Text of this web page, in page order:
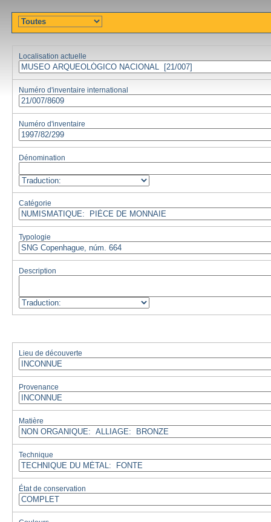
Localisation actuelle
Numéro d'inventaire international
Numéro d'inventaire
Dénomination
Catégorie
Typologie
Description
Lieu de découverte
Provenance
Matière
Technique
État de conservation